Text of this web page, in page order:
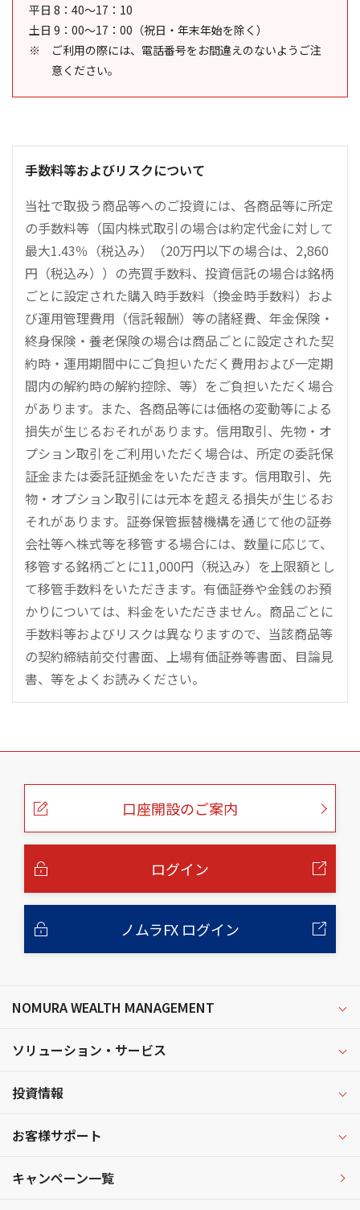
平日 8：40～17：10
土日 9：00～17：00（祝日・年末年始を除く）
ご利用の際には、電話番号をお間違えのないようご注
意ください。
手数料等およびリスクについて
当社で取扱う商品等へのご投資には、各商品等に所定
の手数料等（国内株式取引の場合は約定代金に対して
最大1.43％（税込み）（20万円以下の場合は、2,860
円（税込み））の売買手数料、投資信託の場合は銘柄
ごとに設定された購入時手数料（換金時手数料）およ
び運用管理費用（信託報酬）等の諸経費、年金保険・
終身保険・養老保険の場合は商品ごとに設定された契
約時・運用期間中にご負担いただく費用および一定期
間内の解約時の解約控除、等）をご負担いただく場合
があります。また、各商品等には価格の変動等による
損失が生じるおそれがあります。信用取引、先物・オ
プション取引をご利用いただく場合は、所定の委託保
証金または委託証拠金をいただきます。信用取引、先
物・オプション取引には元本を超える損失が生じるお
それがあります。証券保管振替機構を通じて他の証券
会社等へ株式等を移管する場合には、数量に応じて、
移管する銘柄ごとに11,000円（税込み）を上限額とし
て移管手数料をいただきます。有価証券や金銭のお預
かりについては、料金をいただきません。商品ごとに
手数料等およびリスクは異なりますので、当該商品等
の契約締結前交付書面、上場有価証券等書面、目論見
書、等をよくお読みください。
こ
口座開設のご案内
ログイン
ノムラFX ログイン
NOMURA WEALTH MANAGEMENT
ソリューション・サービス
投資情報
お客様サポート
キャンペーン一覧